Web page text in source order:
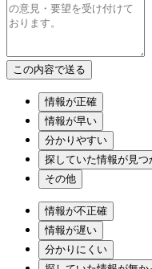
情報が正確
情報が早い
分かりやすい
探していた情報が見つ
その他
情報が不正確
情報が遅い
分かりにくい